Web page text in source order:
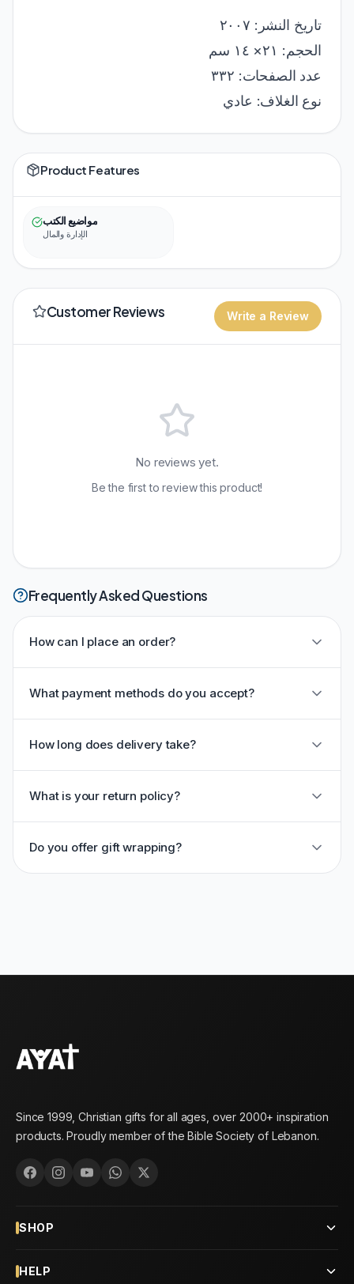
تاريخ النشر: ٢٠٠٧
الحجم: ٢١× ١٤ سم
عدد الصفحات: ٣٣٢
نوع الغلاف: عادي
Product Features
مواضيع الكتب
الإدارة والمال
Customer Reviews Write a Review
No reviews yet.
Be the first to review this product!
Frequently Asked Questions
How can I place an order?
What payment methods do you accept?
How long does delivery take?
What is your return policy?
Do you offer gift wrapping?
Since 1999, Christian gifts for all ages, over 2000+ inspiration
products. Proudly member of the Bible Society of Lebanon.
SHOP
HELP